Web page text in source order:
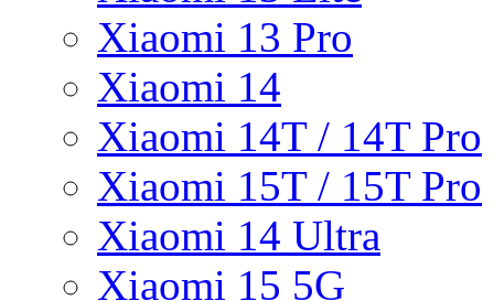
Xiaomi 13 Pro
Xiaomi 14
Xiaomi 14T / 14T Pro
Xiaomi 15T / 15T Pro
Xiaomi 14 Ultra
Xiaomi 15 5G